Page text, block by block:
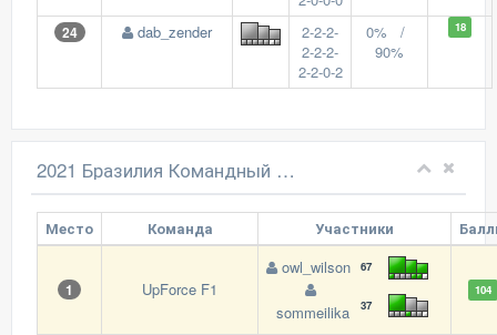
24 dab_zender
2-2-2-
2-2-2-
2-2-0-2
0% /
90%
18
2021 Бразилия Командный зачет
Место Команда Участники
1 UpForce F1
owl_wilson 67
sommeilika 37
104